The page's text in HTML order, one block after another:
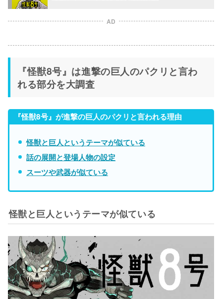
AD
『怪獣8号』は進撃の巨人のパクリと言わ
れる部分を大調査
『怪獣8号』が進撃の巨人のパクリと言われる理由
怪獣と巨人というテーマが似ている
話の展開と登場人物の設定
スーツや武器が似ている
怪獣と巨人というテーマが似ている